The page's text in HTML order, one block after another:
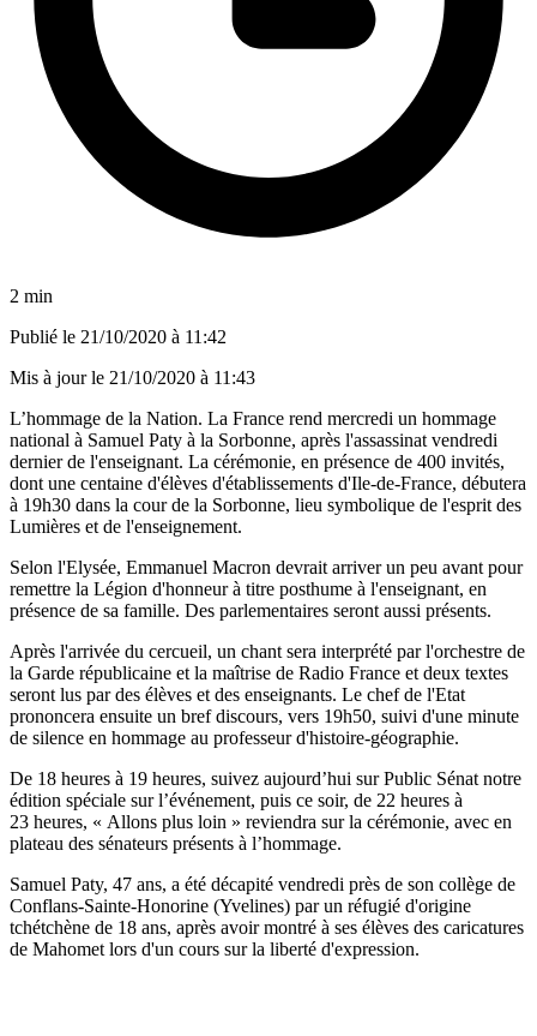
2 min
Publié le 21/10/2020 à 11:42
Mis à jour le 21/10/2020 à 11:43
L’hommage de la Nation. La France rend mercredi un hommage
national à Samuel Paty à la Sorbonne, après l'assassinat vendredi
dernier de l'enseignant. La cérémonie, en présence de 400 invités,
dont une centaine d'élèves d'établissements d'Ile-de-France, débutera
à 19h30 dans la cour de la Sorbonne, lieu symbolique de l'esprit des
Lumières et de l'enseignement.
Selon l'Elysée, Emmanuel Macron devrait arriver un peu avant pour
remettre la Légion d'honneur à titre posthume à l'enseignant, en
présence de sa famille. Des parlementaires seront aussi présents.
Après l'arrivée du cercueil, un chant sera interprété par l'orchestre de
la Garde républicaine et la maîtrise de Radio France et deux textes
seront lus par des élèves et des enseignants. Le chef de l'Etat
prononcera ensuite un bref discours, vers 19h50, suivi d'une minute
de silence en hommage au professeur d'histoire-géographie.
De 18 heures à 19 heures, suivez aujourd’hui sur Public Sénat notre
édition spéciale sur l’événement, puis ce soir, de 22 heures à
23 heures, « Allons plus loin » reviendra sur la cérémonie, avec en
plateau des sénateurs présents à l’hommage.
Samuel Paty, 47 ans, a été décapité vendredi près de son collège de
Conflans-Sainte-Honorine (Yvelines) par un réfugié d'origine
tchétchène de 18 ans, après avoir montré à ses élèves des caricatures
de Mahomet lors d'un cours sur la liberté d'expression.